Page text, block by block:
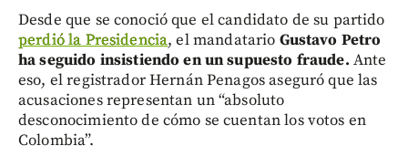
Desde que se conoció que el candidato de su partido
perdió la Presidencia, el mandatario Gustavo Petro
ha seguido insistiendo en un supuesto fraude. Ante
eso, el registrador Hernán Penagos aseguró que las
acusaciones representan un “absoluto
desconocimiento de cómo se cuentan los votos en
Colombia”.